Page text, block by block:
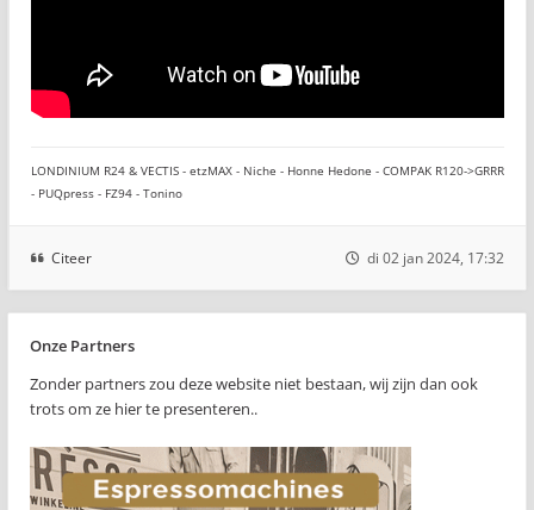
LONDINIUM R24 & VECTIS - etzMAX - Niche - Honne Hedone - COMPAK R120->GRRR
- PUQpress - FZ94 - Tonino
Citeer di 02 jan 2024, 17:32
Onze Partners
Zonder partners zou deze website niet bestaan, wij zijn dan ook
trots om ze hier te presenteren..